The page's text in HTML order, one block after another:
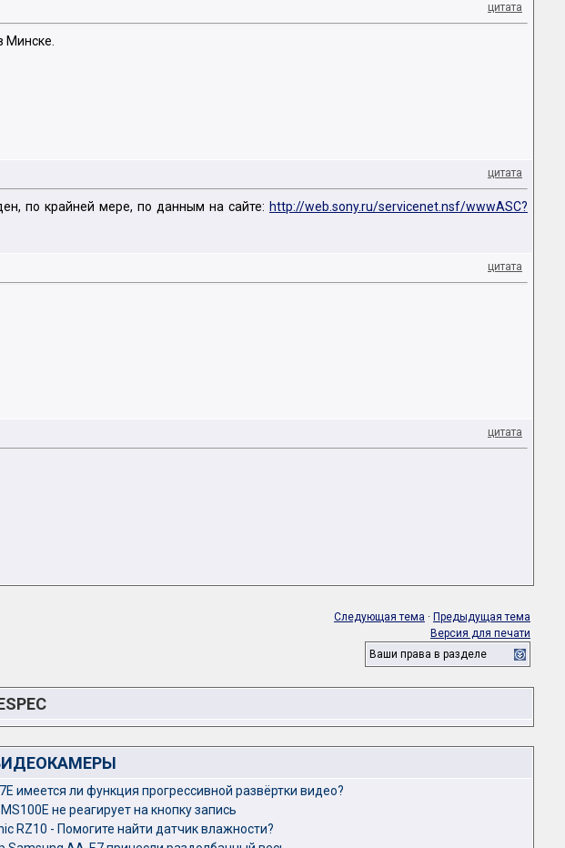
цитата
Минске.
цитата
по крайней мере, по данным на сайте: http://web.sony.ru/servicenet.nsf/wwwASC?
цитата
цитата
Следующая тема · Предыдущая тема
Версия для печати
Ваши права в разделе
имеется ли функция прогрессивной развёртки видео?
не реагирует на кнопку запись
RZ10 - Помогите найти датчик влажности?